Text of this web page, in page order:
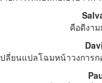
คือดีงา
ลี่ยนแปลโฉมหน้าวงการ